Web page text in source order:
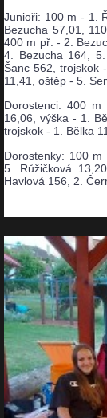
Junioři: 100 m - 1.
Bezucha 57,01,
400 m př. - 2.
4. Bezucha 164,
Šanc 562, trojskok
11,41, oštěp - 5.
Dorostenci: 400
16,06, výška - 1.
trojskok - 1. Bělka
Dorostenky: 100 m
5. Růžičková
Havlová 156, 2.